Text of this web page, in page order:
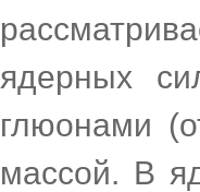
ядерных
глюонами
массой. В